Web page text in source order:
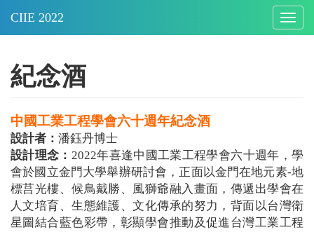
紀念酒
中國工業工程學會六十週年紀念酒
設計者： 潘鈺丹博士
設計理念： 2022年喜逢中國工業工程學會六十週年，學
會於國立金門大學舉辦研討會，正面以金門在地元素-地
標莒光樓、候鳥戴勝、風獅爺融入畫面，傳遞出學會在
人文培育、生態維護、文化傳承的努力，背面以台灣衛
星圖結合藍色彩帶，彰顯學會推動及促進台灣工業工程